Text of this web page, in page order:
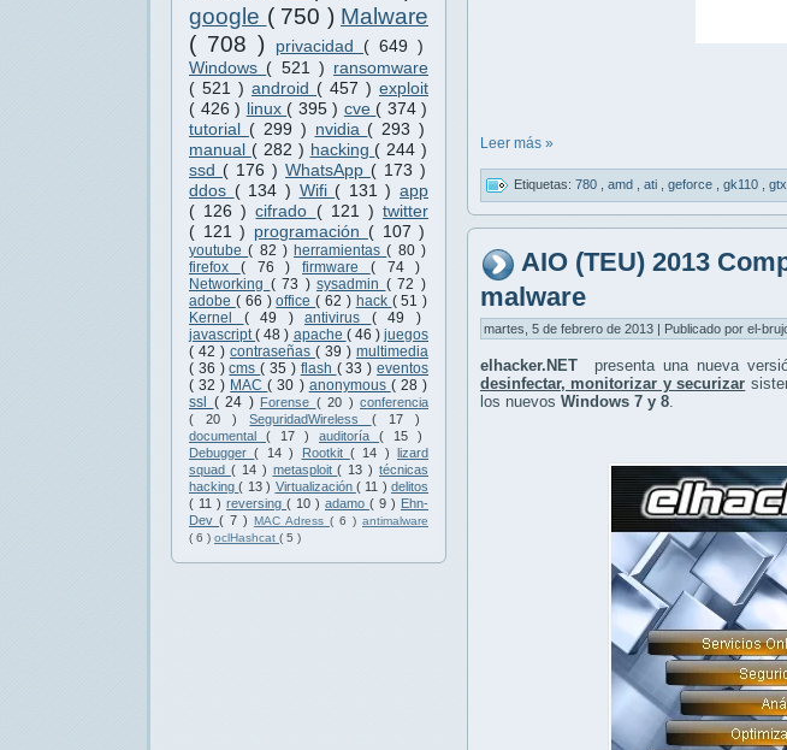
google ( 750 ) Malware
( 708 )
privacidad ( 649 )
Windows ( 521 ) ransomware
( 521 ) android ( 457 ) exploit
( 426 ) linux ( 395 ) cve ( 374 )
tutorial ( 299 ) nvidia ( 293 )
manual ( 282 ) hacking ( 244 )
ssd ( 176 ) WhatsApp ( 173 )
ddos ( 134 ) Wifi ( 131 ) app
( 126 )cifrado ( 121 )twitter
( 121 ) programación ( 107 )
youtube( 82 ) herramientas( 80 )
firefox ( 76 ) firmware ( 74 )
Networking ( 73 ) sysadmin ( 72 )
adobe ( 66 )office( 62 ) hack ( 51 )
Kernel ( 49 ) antivirus ( 49 )
javascript( 48 ) apache ( 46 ) juegos
( 42 ) contraseñas ( 39 ) multimedia
( 36 )cms( 35 ) flash ( 33 )eventos
( 32 ) MAC( 30 ) anonymous ( 28 )
ssl ( 24 ) Forense ( 20 ) conferencia
( 20 )SeguridadWireless ( 17 )
documental ( 17 ) auditoría ( 15 )
Debugger( 14 ) Rootkit ( 14 ) lizard
squad ( 14 ) metasploit( 13 ) técnicas
hacking( 13 ) Virtualización ( 11 ) delitos
( 11 ) reversing ( 10 ) adamo ( 9 ) Ehn-
Dev ( 7 ) MAC Adress ( 6 ) antimalware
( 6 ) oclHashcat ( 5 )
Leer más »
Etiquetas: 780 amd ati geforce gk110 gtx
AIO (TEU) 2013
malware
martes, 5 de febrero de 2013 | Publicado por el-
elhacker.NET
presenta una nueva
desinfectar, monitorizar y securizar
los nuevos Windows 7 y 8